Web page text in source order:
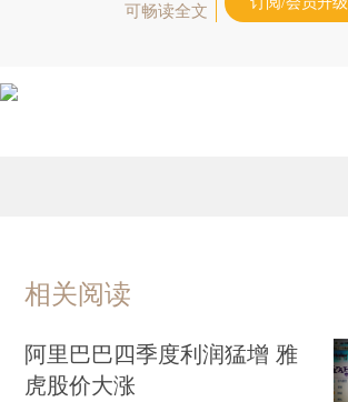
可畅读全文
相关阅读
阿里巴巴四季度利润猛增 雅
虎股价大涨